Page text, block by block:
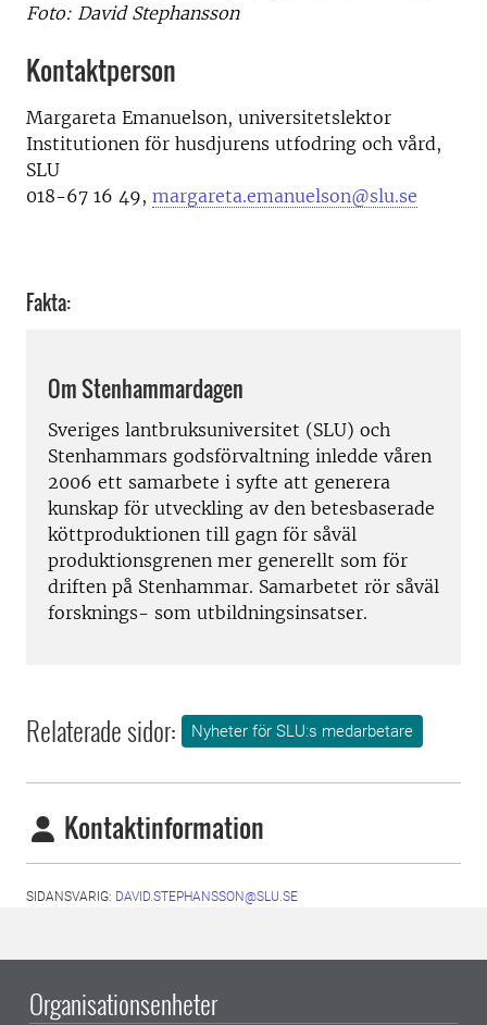
Foto: David Stephansson
Kontaktperson
Margareta Emanuelson, universitetslektor
Institutionen för husdjurens utfodring och vård,
SLU
018-67 16 49, margareta.emanuelson@slu.se
Fakta:
Om Stenhammardagen
Sveriges lantbruksuniversitet (SLU) och
Stenhammars godsförvaltning inledde våren
2006 ett samarbete i syfte att generera
kunskap för utveckling av den betesbaserade
köttproduktionen till gagn för såväl
produktionsgrenen mer generellt som för
driften på Stenhammar. Samarbetet rör såväl
forsknings- som utbildningsinsatser.
Relaterade sidor: Nyheter för SLU:s medarbetare
Kontaktinformation
SIDANSVARIG: DAVID.STEPHANSSON@SLU.SE
Organisationsenheter